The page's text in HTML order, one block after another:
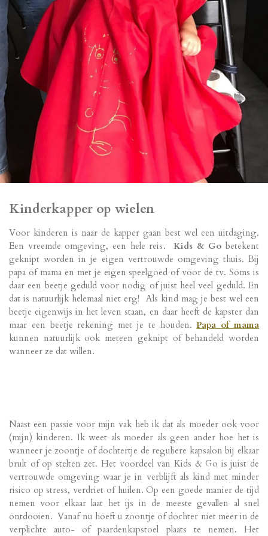
Kinderkapper op wielen
Voor kinderen is naar de kapper gaan best wel een uitdaging.
Een vreemde omgeving, een hele reis. Kids & Gobetekent
geknipt worden in je eigen vertrouwde omgeving thuis. Bij
papa of mama en met je eigen speelgoed of voor de tv. Soms is
daar een beetje geduld voor nodig of juist heel veel geduld. En
dat is natuurlijk helemaal niet erg! Als kind mag je best wel een
beetje eigenwijs in het leven staan, en daar heeft de kapster dan
maar een beetje rekening met je te houden.Papa of mama
kunnen natuurlijk ook meteen geknipt of behandeld worden
wanneer ze dat willen.
Naast een passie voor mijn vak heb ik dat als moeder ook voor
(mijn) kinderen. Ik weet als moeder als geen ander hoe het is
wanneer je zoontje of dochtertje de reguliere kapsalon bij elkaar
brult of op stelten zet. Het voordeel van Kids & Go is juist de
vertrouwde omgeving waar je in verblijft als kind met minder
risico op stress, verdriet of huilen. Op een goede manier de tijd
nemen voor elkaar laat het ijs in de meeste gevallen al snel
ontdooien. Vanaf nu hoeft u zoontje of dochter niet meer in de
verplichte auto- of paardenkapstoel plaats te nemen. Het